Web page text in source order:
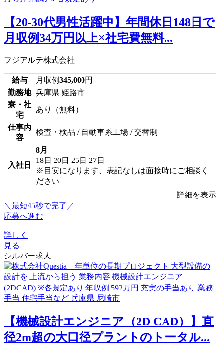
【20-30代男性活躍中】年間休日148日で
月収例34万円以上×社宅費無料...
フジアルテ株式会社
給与 月収例345,000円
勤務地 兵庫県 姫路市
寮・社
宅
あり（無料）
仕事内
容
検査・検品 / 自動車系工場 / 交替制
入社日
8月
18日 20日 25日 27日
※目安になります、表記なしは面接時にご相談く
ださい
詳細を表示
＼最短45秒で完了／
応募へ進む
詳しく
見る
シルバー求人
【機械設計エンジニア（2D CAD）】直
径2m超の大口径プラントのトータル...